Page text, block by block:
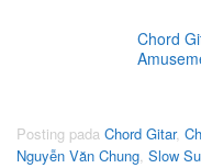
Chord
Posting pada Chord Gitar,
Nguyễn Văn Chung, Slow